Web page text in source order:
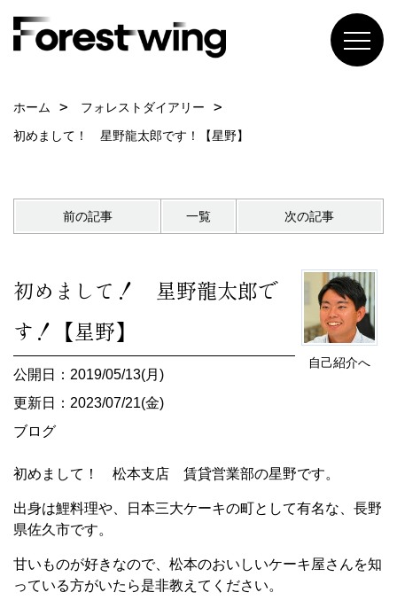
ホーム
フォレストダイアリー
初めまして！ 星野龍太郎です！【星野】
前の記事 一覧 次の記事
自己紹介へ
初めまして！ 星野龍太郎で
す！【星野】
公開日：2019/05/13(月)
更新日：2023/07/21(金)
ブログ
初めまして！ 松本支店 賃貸営業部の星野です。
出身は鯉料理や、日本三大ケーキの町として有名な、長野
県佐久市です。
甘いものが好きなので、松本のおいしいケーキ屋さんを知
っている方がいたら是非教えてください。